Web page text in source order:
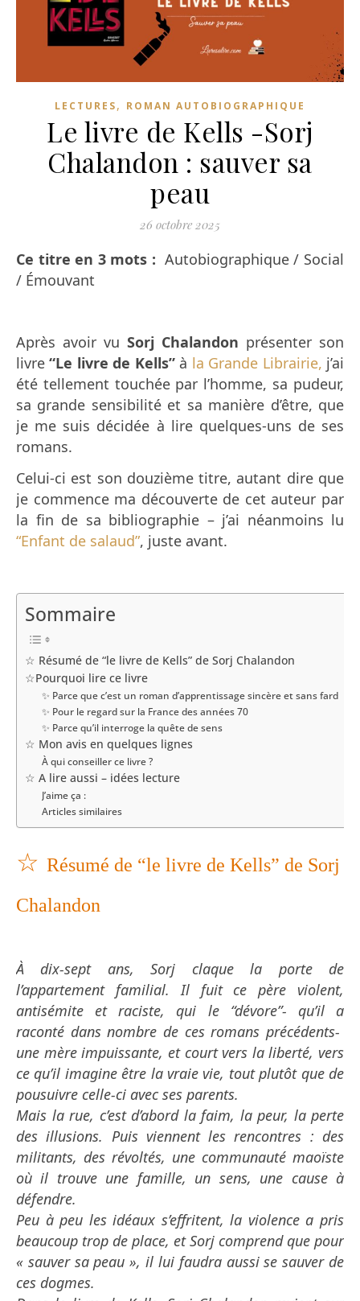
LECTURES, ROMAN AUTOBIOGRAPHIQUE
Le livre de Kells -Sorj
Chalandon : sauver sa
peau
26 octobre 2025
Ce titre en 3 mots : Autobiographique / Social
/ Émouvant
Après avoir vu Sorj Chalandon présenter son
livre“Le livre de Kells”à la Grande Librairie, j’ai
été tellement touchée par l’homme, sa pudeur,
sa grande sensibilité et sa manière d’être, que
je me suis décidée à lire quelques-uns de ses
romans.
Celui-ci est son douzième titre, autant dire que
je commence ma découverte de cet auteur par
la fin de sa bibliographie – j’ai néanmoins lu
“Enfant de salaud”, juste avant.
Sommaire
☆ Résumé de “le livre de Kells” de Sorj Chalandon
☆Pourquoi lire ce livre
✨ Parce que c’est un roman d’apprentissage sincère et sans fard
✨ Pour le regard sur la France des années 70
✨ Parce qu’il interroge la quête de sens
☆ Mon avis en quelques lignes
À qui conseiller ce livre ?
☆ A lire aussi – idées lecture
J’aime ça :
Articles similaires
☆ Résumé de “le livre de Kells” de Sorj
Chalandon
À dix-sept ans, Sorj claque la porte de
l’appartement familial. Il fuit ce père violent,
antisémite et raciste, qui le “dévore”- qu’il a
raconté dans nombre de ces romans précédents-
une mère impuissante, et court vers la liberté, vers
ce qu’il imagine être la vraie vie, tout plutôt que de
pousuivre celle-ci avec ses parents.
Mais la rue, c’est d’abord la faim, la peur, la perte
des illusions. Puis viennent les rencontres : des
militants, des révoltés, une communauté maoïste
où il trouve une famille, un sens, une cause à
défendre.
Peu à peu les idéaux s’effritent, la violence a pris
beaucoup trop de place, et Sorj comprend que pour
« sauver sa peau », il lui faudra aussi se sauver de
ces dogmes.